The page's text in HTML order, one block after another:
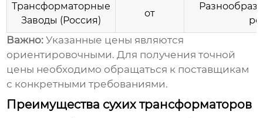
Трансформаторные
Заводы (Россия)
от
Важно: Указанные цены являются
ориентировочными. Для получения точной
цены необходимо обращаться к поставщикам
с конкретными требованиями.
Преимущества сухих трансформаторов